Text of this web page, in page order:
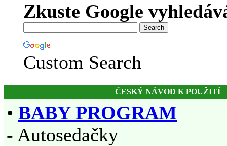
Zkuste Google
Custom Search
ČESKÝ NÁVOD K POUŽITÍ
• BABY PROGRAM
- Autosedačky